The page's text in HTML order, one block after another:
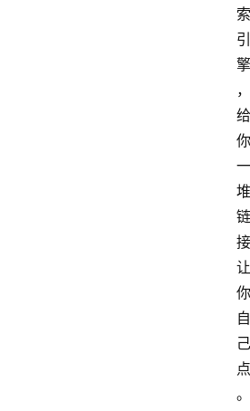
索
引
擎
，
给
你
一
堆
链
接
让
你
自
己
点
。